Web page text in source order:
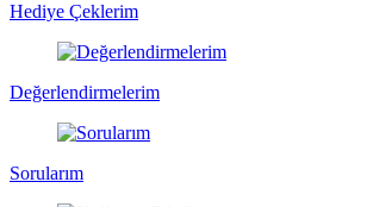
Hediye Çeklerim
Değerlendirmelerim
Sorularım